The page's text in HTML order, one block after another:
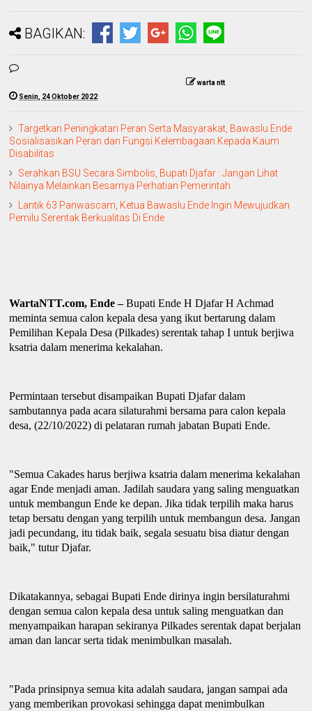
BAGIKAN:
warta ntt
Senin, 24 Oktober 2022
Targetkan Peningkatan Peran Serta Masyarakat, Bawaslu Ende
Sosialisasikan Peran dan Fungsi Kelembagaan Kepada Kaum
Disabilitas
Serahkan BSU Secara Simbolis, Bupati Djafar : Jangan Lihat
Nilainya Melainkan Besarnya Perhatian Pemerintah
Lantik 63 Panwascam, Ketua Bawaslu Ende Ingin Mewujudkan
Pemilu Serentak Berkualitas Di Ende
WartaNTT.com, Ende –Bupati Ende H Djafar H Achmad
meminta semua calon kepaladesa yang ikut bertarung dalam
Pemilihan Kepala Desa (Pilkades) serentak tahap I untuk berjiwa
ksatria dalam menerima kekalahan.
Permintaan tersebut disampaikan Bupati Djafar dalam
sambutannya pada acara silaturahmi bersama para calon kepala
desa, (22/10/2022) di pelataran rumah jabatan Bupati Ende.
"Semua Cakades harus berjiwa ksatria dalam menerima kekalahan
agar Ende menjadi aman. Jadilah saudara yang saling menguatkan
untuk membangun Ende ke depan. Jika tidak terpilih maka harus
tetap bersatu dengan yang terpilih untuk membangun desa. Jangan
jadi pecundang, itu tidak baik, segala sesuatu bisa diatur dengan
baik,"tutur Djafar.
Dikatakannya, sebagai Bupati Ende dirinya ingin bersilaturahmi
dengan semua calon kepaladesa untuk saling menguatkan dan
menyampaikan harapan sekiranya Pilkades serentak dapat berjalan
aman dan lancar serta tidak menimbulkan masalah.
"Pada prinsipnya semua kita adalah saudara, jangan sampai ada
yang memberikan provokasi sehingga dapat menimbulkan